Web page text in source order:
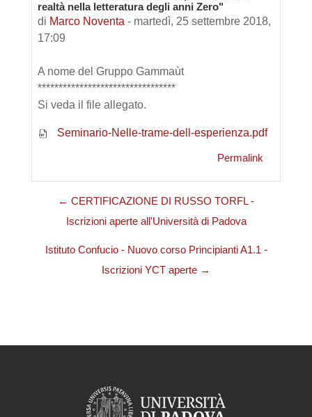
realtà nella letteratura degli anni Zero"
di Marco Noventa - martedì, 25 settembre 2018,
17:09
A nome del Gruppo Gammaùt
*********************************
Si veda il file allegato.
Seminario-Nelle-trame-dell-esperienza.pdf
Permalink
← CERTIFICAZIONE DI RUSSO TORFL -
Iscrizioni aperte all'Università di Padova
Istituto Confucio - Nuovo corso Principianti A1.1 -
Iscrizioni YCT aperte →